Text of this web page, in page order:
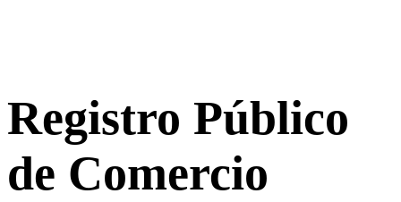
Registro Público
de Comercio